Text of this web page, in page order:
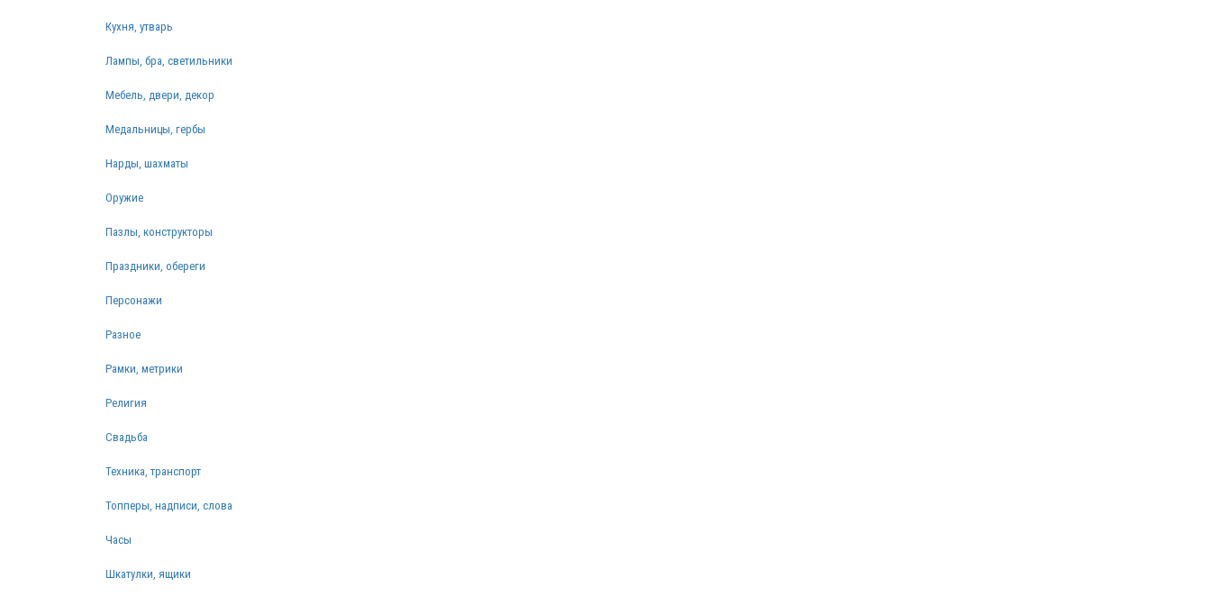
Кухня, утварь
Лампы, бра, светильники
Мебель, двери, декор
Медальницы, гербы
Нарды, шахматы
Оружие
Пазлы, конструкторы
Праздники, обереги
Персонажи
Разное
Рамки, метрики
Религия
Свадьба
Техника, транспорт
Топперы, надписи, слова
Часы
Шкатулки, ящики